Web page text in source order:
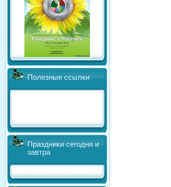
Полезные ссылки
Праздники сегодня и
завтра